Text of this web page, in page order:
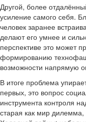
Другой, более
усиление самого себя.
человек заранее
делают его умнее и
перспективе это может
формированию
возможности напрямую
В итоге проблема
первых, это вопрос
инструмента контроля
старая как мир